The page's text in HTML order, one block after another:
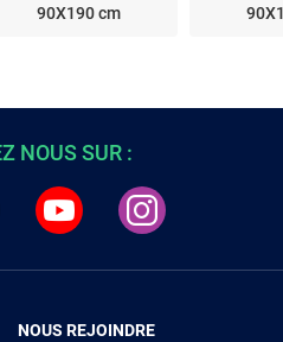
90X190 cm
NOUS SUR :
NOUS REJOINDRE